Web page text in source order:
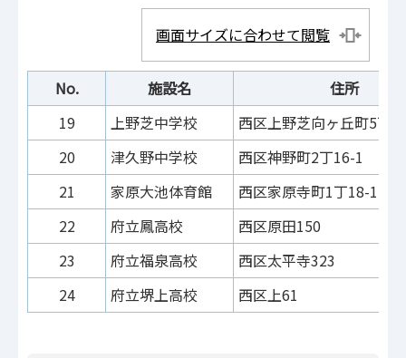
画面サイズに合わせて閲覧
No. 施設名
住所
19
上野芝中学校
西区上野芝向ヶ丘町5丁
20
津久野中学校
西区神野町2丁16-1
21
家原大池体育館
西区家原寺町1丁18-1
22
府立鳳高校
西区原田150
23
府立福泉高校
西区太平寺323
24
府立堺上高校 西区上61